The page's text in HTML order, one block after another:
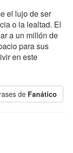
el lujo de ser
o la lealtad. El
a un millón de
para sus
en este
de Fanático